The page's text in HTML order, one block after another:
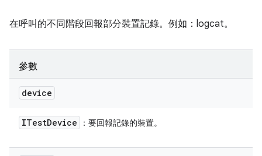
在呼叫的不同階段回報部分裝置記錄。例如：logcat。
參數
device
ITestDevice ：要回報記錄的裝置。